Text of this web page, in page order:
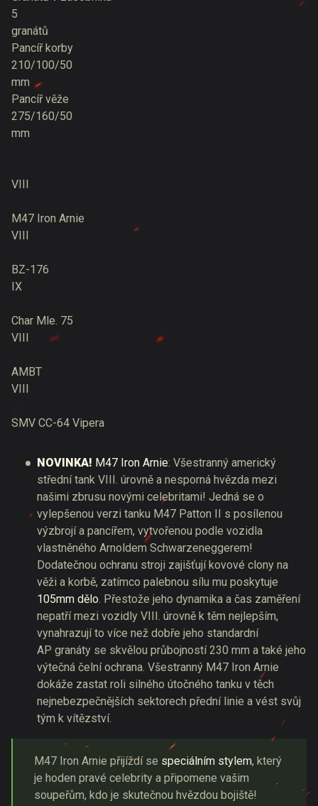
5
granátů
Pancíř korby
210/100/50
mm
Pancíř věže
275/160/50
mm
VIII
M47 Iron Arnie
VIII
BZ-176
IX
Char Mle. 75
VIII
AMBT
VIII
SMV CC-64 Vipera
NOVINKA! M47 Iron Arnie: Všestranný americký
střední tank VIII. úrovně a nesporná hvězda mezi
našimi zbrusu novými celebritami! Jedná se o
vylepšenou verzi tanku M47 Patton II s posílenou
výzbrojí a pancířem, vytvořenou podle vozidla
vlastněného Arnoldem Schwarzeneggerem!
Dodatečnou ochranu stroji zajišťují kovové clony na
věži a korbě, zatímco palebnou sílu mu poskytuje
105mm dělo. Přestože jeho dynamika a čas zaměření
nepatří mezi vozidly VIII. úrovně k těm nejlepším,
vynahrazují to více než dobře jeho standardní
AP granáty se skvělou průbojností 230 mm a také jeho
výtečná čelní ochrana. Všestranný M47 Iron Arnie
dokáže zastat roli silného útočného tanku v těch
nejnebezpečnějších sektorech přední linie a vést svůj
tým k vítězství.
M47 Iron Arnie přijíždí se speciálním stylem, který
je hoden pravé celebrity a připomene vašim
soupeřům, kdo je skutečnou hvězdou bojiště!